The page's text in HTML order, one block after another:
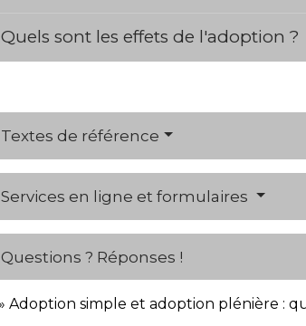
Quels sont les effets de l'adoption ?
Textes de référence
Services en ligne et formulaires
Questions ? Réponses !
Adoption simple et adoption plénière :